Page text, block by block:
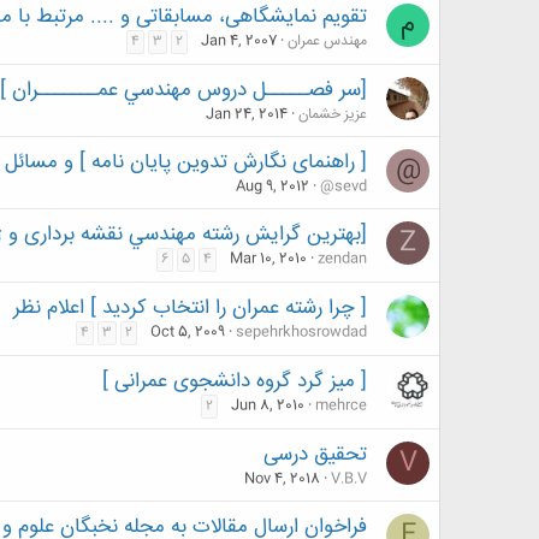
م تقویم نمایشگاهی، مسابقاتی و .... مرتبط با
مهندس عمران Jan 4, 2007
2
3
4
[سر فصـــــل دروس مهندسي عمـــــــران ]
عزيز خشمان Jan 24, 2014
@ [ راهنمای نگارش تدوین پایان نامه ] و
@sevd
Aug 9, 2012
Z [بهترين گرايش رشته مهندسي نقشه برداری
zendan
Mar 10, 2010
4
5
6
[ چرا رشته عمران را انتخاب کردید ] اعلام نظر
sepehrkhosrowdad
Oct 5, 2009
2
3
4
[ میز گرد گروه دانشجوی عمرانی ]
mehrce
Jun 8, 2010
2
V تحقیق درسی
V.B.V
Nov 4, 2018
فراخوان ارسال مقالات به مجله نخبگان علوم